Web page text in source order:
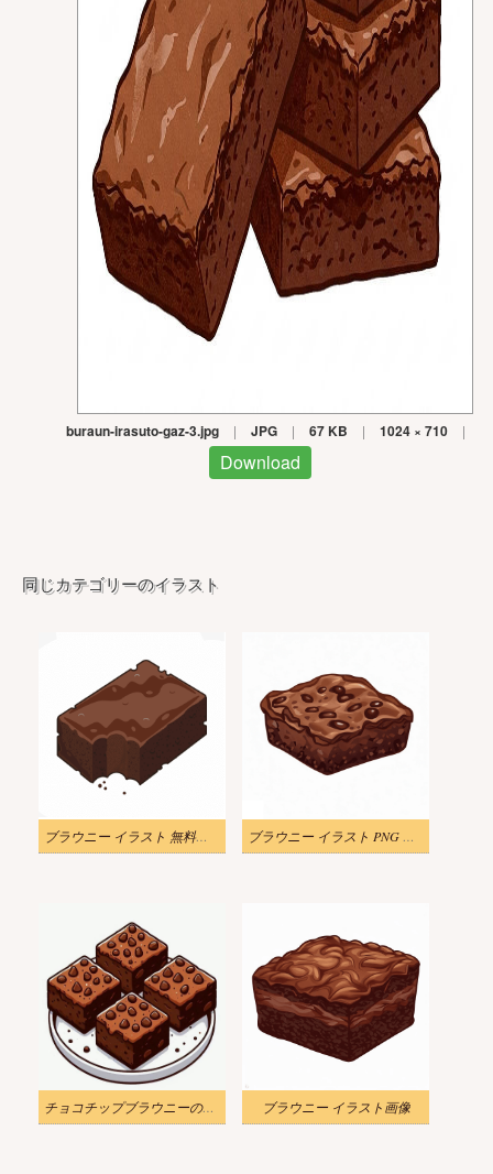
buraun-irasuto-gaz-3.jpg | JPG | 67 KB | 1024 × 710 |
Download
同じカテゴリーのイラスト
ブラウニー イラスト 無料素材 2 ブラウニー イラスト PNG イメージ 2
チョコチップブラウニーのイラスト ブラウニー イラスト画像